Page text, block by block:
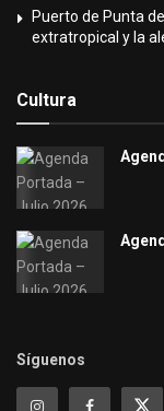
Puerto de Punta
extratropical y la
Cultura
Síguenos